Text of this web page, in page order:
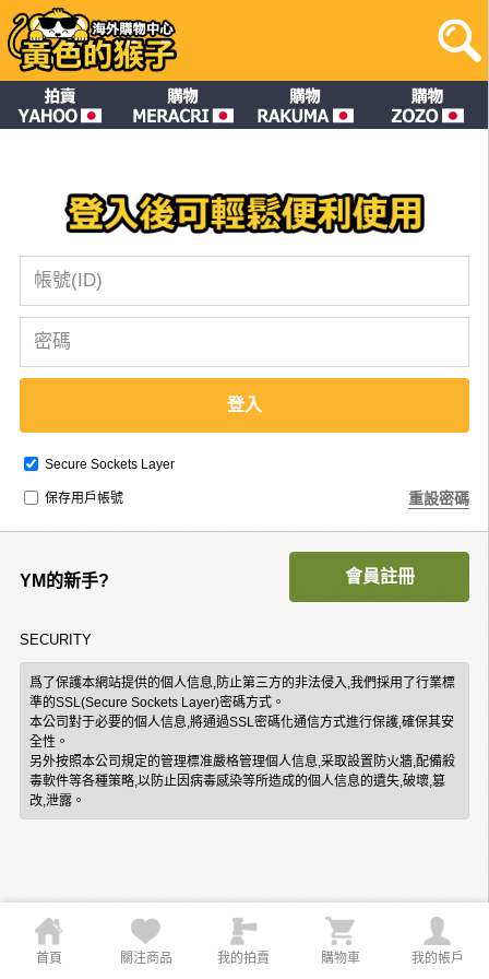
首頁 關注商品 我的拍賣 購物車 我的帳戶
登入
Secure Sockets Layer
保存用戶帳號 重設密碼
YM的新手? 會員註冊
SECURITY
爲了保護本網站提供的個人信息,防止第三方的非法侵入,我們採用了行業標
準的SSL(Secure Sockets Layer)密碼方式。
本公司對于必要的個人信息,將通過SSL密碼化通信方式進行保護,確保其安
全性。
另外按照本公司規定的管理標准嚴格管理個人信息,采取設置防火牆,配備殺
毒軟件等各種策略,以防止因病毒感染等所造成的個人信息的遺失,破壞,篡
改,泄露。